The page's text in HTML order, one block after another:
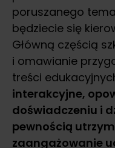
poruszanego
będziecie się
Główną częścią
i omawianie
treści
interakcyjne,
doświadczeniu i
pewnością
zaangażowanie